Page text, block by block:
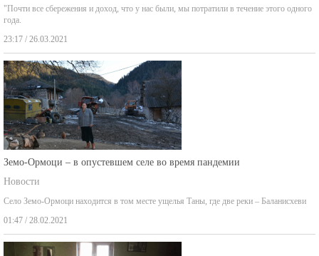
"Почти все сбережения и доход, что у нас были, мы потратили в течение этого одного
года.
23:17 / 26.03.2021
Земо-Ормоци – в опустевшем селе во время пандемии
Новости
Село Земо-Ормоци находится в том месте ущелья Таны, где две реки – Баланисхеви
01:47 / 28.02.2021